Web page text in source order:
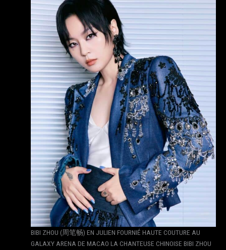
BIBI ZHOU (周笔畅) EN JULIEN FOURNIÉ HAUTE COUTURE AU
GALAXY ARENA DE MACAO LA CHANTEUSE CHINOISE BIBI ZHOU